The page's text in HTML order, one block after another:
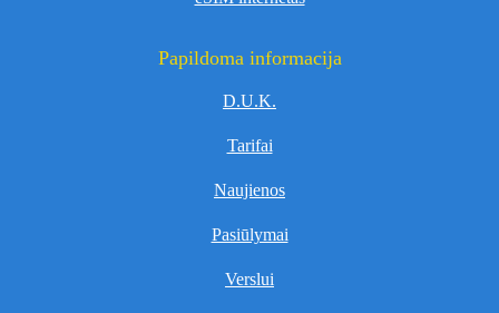
Papildoma informacija
D.U.K.
Tarifai
Naujienos
Pasiūlymai
Verslui